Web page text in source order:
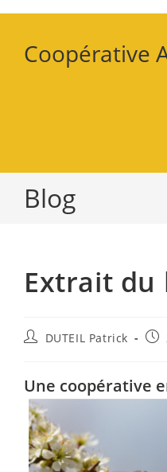
Coopérative
Blog
Extrait du
DUTEIL Patrick
Une coopérative